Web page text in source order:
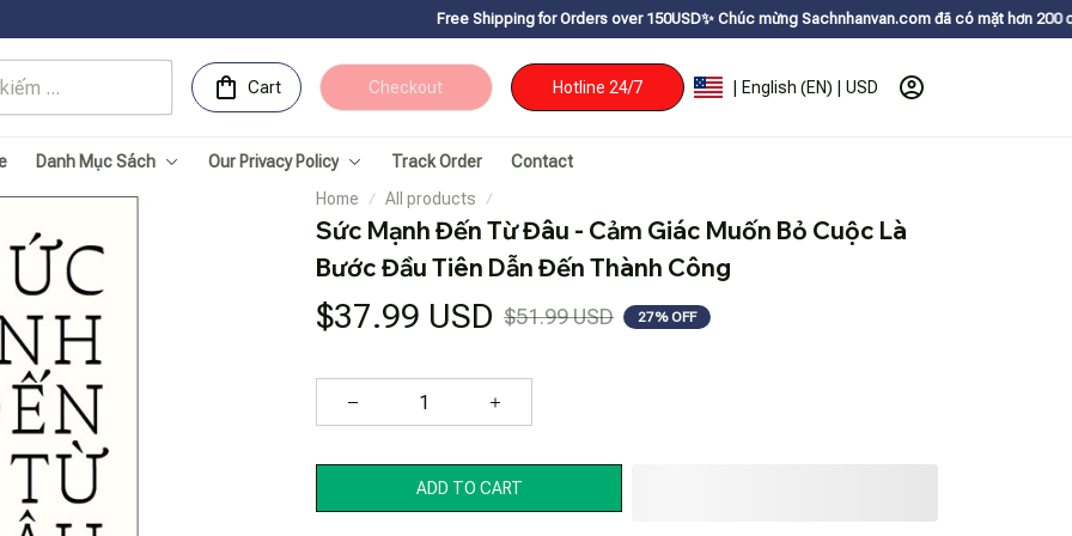
Free Shipping for Orders over 150USDㅤ✨ Chúc mừng Sachnhanvan.com đã có mặt hơn 200 quốc gia như
Cart Checkout Hotline 24/7 | English (EN) | USD
Danh Mục Sách Our Privacy Policy Track Order
Contact
Home
All products
Sức Mạnh Đến Từ Đâu - Cảm Giác Muốn Bỏ Cuộc Là
Bước Đầu Tiên Dẫn Đến Thành Công
$37.99 USD $51.99 USD 27% OFF
ADD TO CART